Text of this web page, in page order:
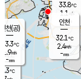
의도
℃
33.8℃
1.1 m/s
-mm
인천(공)
33.3℃
1.9m/s
-mm
인천
32.1℃
2.4m/s
-mm